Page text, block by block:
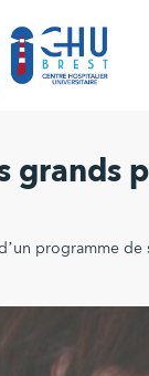
grands
programme